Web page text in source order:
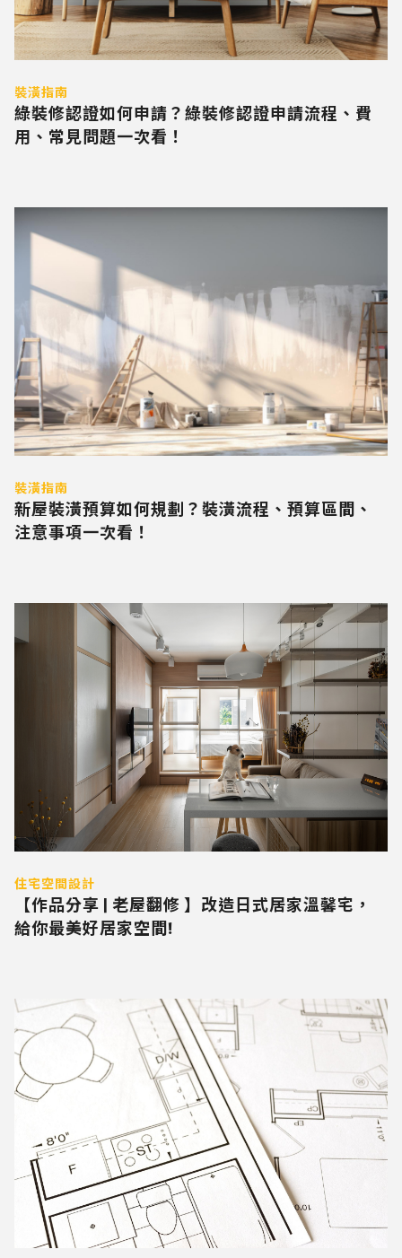
裝潢指南
綠裝修認證如何申請？綠裝修認證申請流程、費
用、常見問題一次看！
裝潢指南
新屋裝潢預算如何規劃？裝潢流程、預算區間、
注意事項一次看！
住宅空間設計
【作品分享 | 老屋翻修 】改造日式居家溫馨宅，
給你最美好居家空間!